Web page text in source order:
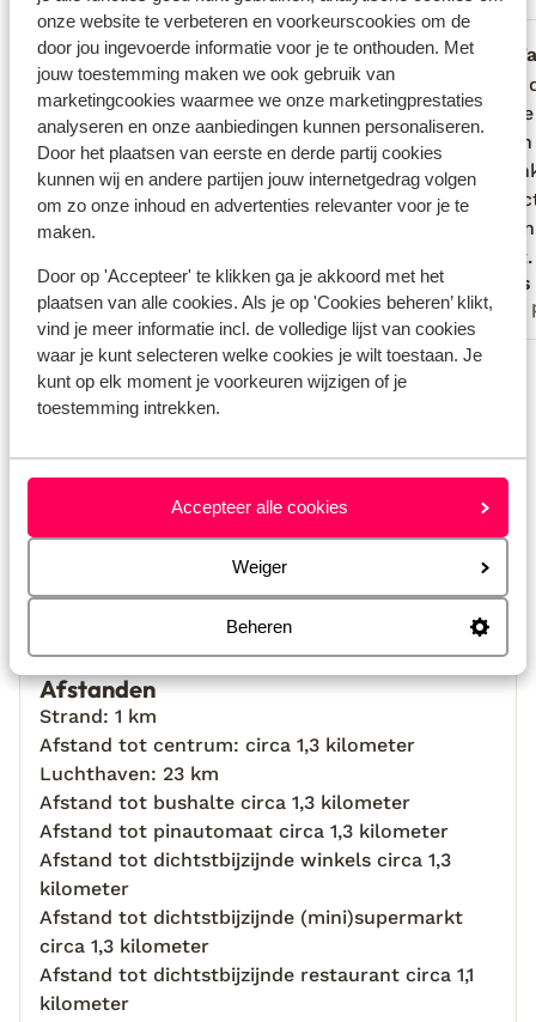
onze website te verbeteren en voorkeurscookies om de
door jou ingevoerde informatie voor je te onthouden. Met
jouw toestemming maken we ook gebruik van
marketingcookies waarmee we onze marketingprestaties
analyseren en onze aanbiedingen kunnen personaliseren.
Door het plaatsen van eerste en derde partij cookies
kunnen wij en andere partijen jouw internetgedrag volgen
om zo onze inhoud en advertenties relevanter voor je te
maken.
Door op 'Accepteer' te klikken ga je akkoord met het
plaatsen van alle cookies. Als je op 'Cookies beheren’ klikt,
vind je meer informatie incl. de volledige lijst van cookies
waar je kunt selecteren welke cookies je wilt toestaan. Je
kunt op elk moment je voorkeuren wijzigen of je
toestemming intrekken.
Accepteer alle cookies
Weiger
Beheren
10 Fantastisch
2 weken geleden
Zwembad bij de villa zodat je op je
gemak kan zwemmen, verschillende
zitplekken zowel in als uit de zon
Zwembad bij de villa zodat je op je
gemak kan zwemmen, verschillende
zitplekken zowel in als uit de zon
Anoniem
Met familie
met
ruig
Bij
we
natuur
locatie
een
en ‘s
Was
Mary
ze dit
met
ruig
Bij
we
Lars
Met
Bekijk alle 47 ervaringen
Locatie
Afstanden
Strand: 1 km
Afstand tot centrum: circa 1,3 kilometer
Luchthaven: 23 km
Afstand tot bushalte circa 1,3 kilometer
Afstand tot pinautomaat circa 1,3 kilometer
Afstand tot dichtstbijzijnde winkels circa 1,3
kilometer
Afstand tot dichtstbijzijnde (mini)supermarkt
circa 1,3 kilometer
Afstand tot dichtstbijzijnde restaurant circa 1,1
kilometer